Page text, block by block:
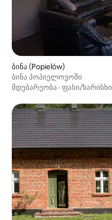
ბინა (Popielów)
ბინა პოპიელოვოში
მდებარეობა · ფასი/ხარისხი